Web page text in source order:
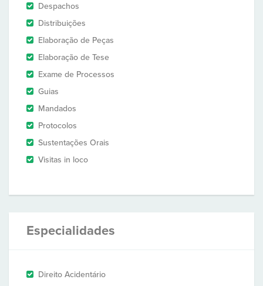
Despachos
Distribuições
Elaboração de Peças
Elaboração de Tese
Exame de Processos
Guias
Mandados
Protocolos
Sustentações Orais
Visitas in loco
Especialidades
Direito Acidentário